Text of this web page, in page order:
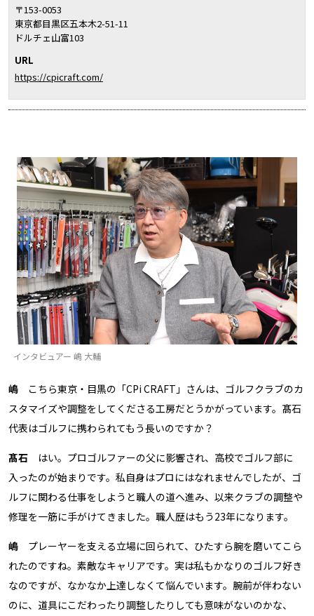
〒153-0053
東京都目黒区五本木2-51-11
ドルチェ山富103
URL
https://cpicraft.com/
インタビュアー 嶋 大輔
嶋 こちら東京・目黒の「CPi CRAFT」さんは、ゴルフクラブのカ
スタマイズや調整をしてくださる工房だとうかがっています。髙石
代表はゴルフに携わられてもう長いのですか？
髙石 はい。プロゴルファーの父に影響され、高校でゴルフ部に
入ったのが始まりです。私自身はプロにはなれませんでしたが、ゴ
ルフに関わる仕事をしようと職人の道へ進み、以来クラブの調整や
修理を一筋に手がけてきました。職人歴はもう23年になります。
嶋 プレーヤーを支える立場に回られて、ひたすら腕を磨いてこら
れたのですね。素敵なキャリアです。実は私もかなりのゴルフ好き
なのですが、なかなか上達しなくて悩んでいます。腕前が伴わない
のに、道具にこだわったり調整したりしても意味がないのかな、